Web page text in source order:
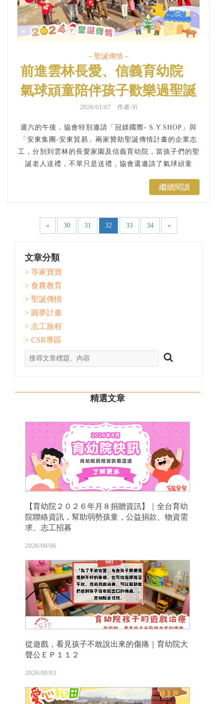
－聖誕傳情－
前進雲林長愛、信義育幼院
氣球頑童陪伴孩子歡樂過聖誕
｜等家寶寶2024聖誕傳情
2026/01/07 作者-Yi
週六的午後，協會特別邀請「冠媄國際- S.Y.SHOP」與
「安東集團-安東貿易」兩家贊助聖誕傳情計畫的企業志
工，分別到雲林的長愛家園及信義育幼院，當孩子們的聖
誕老人送禮，不單只是送禮，協會還邀請了氣球頑童
繼續閱讀
« 30 31 32 33 34 »
文章分類
> 等家寶寶
> 食農教育
> 聖誕傳情
> 圓夢計畫
> 志工旅程
> CSR專區
精選文章
【育幼院２０２６年月８捐贈資訊】｜全台育幼
院聯絡資訊，幫助弱勢孩童，公益捐款、物資需
求、志工招募
2026/08/06
從遊戲，看見孩子不敢說出來的傷痛｜育幼院大
聲公ＥＰ１１２
2026/08/03